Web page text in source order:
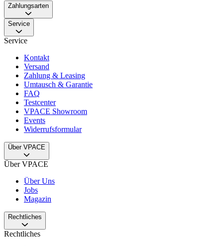
Zahlungsarten
Service
Service
Kontakt
Versand
Zahlung & Leasing
Umtausch & Garantie
FAQ
Testcenter
VPACE Showroom
Events
Widerrufsformular
Über VPACE
Über VPACE
Über Uns
Jobs
Magazin
Rechtliches
Rechtliches